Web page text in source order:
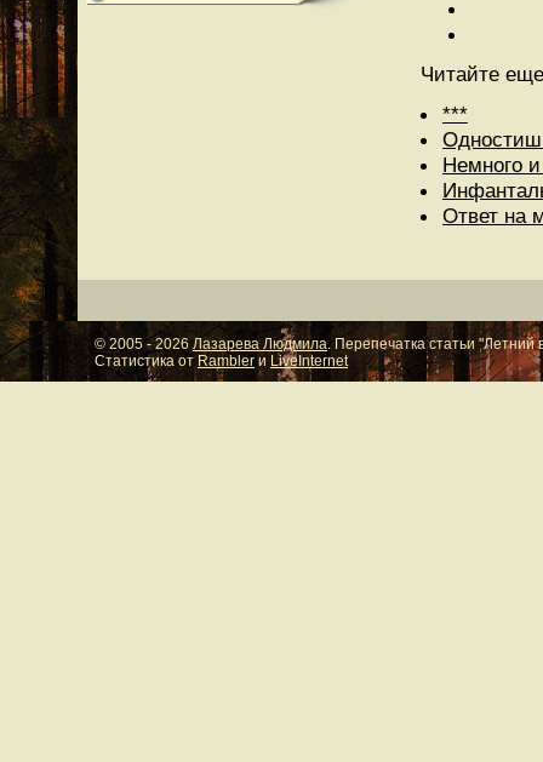
Читайте
***
Немного
Ответ на
© 2005 - 2026 Лазарева Людмила. Перепечатка статьи
Cтатистика от Rambler и LiveInternet